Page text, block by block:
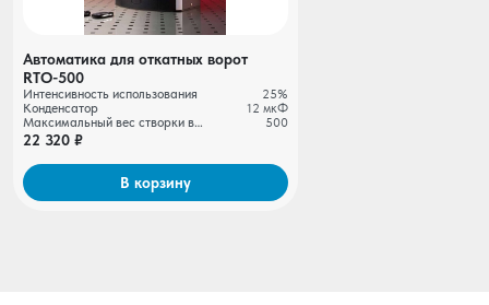
Автоматика для откатных ворот
RTО-500
Интенсивность использования
25%
Конденсатор
12 мкФ
Максимальный вес створки ворот, кг
500
22 320 ₽
В корзину